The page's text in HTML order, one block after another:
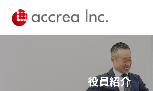
役員紹介